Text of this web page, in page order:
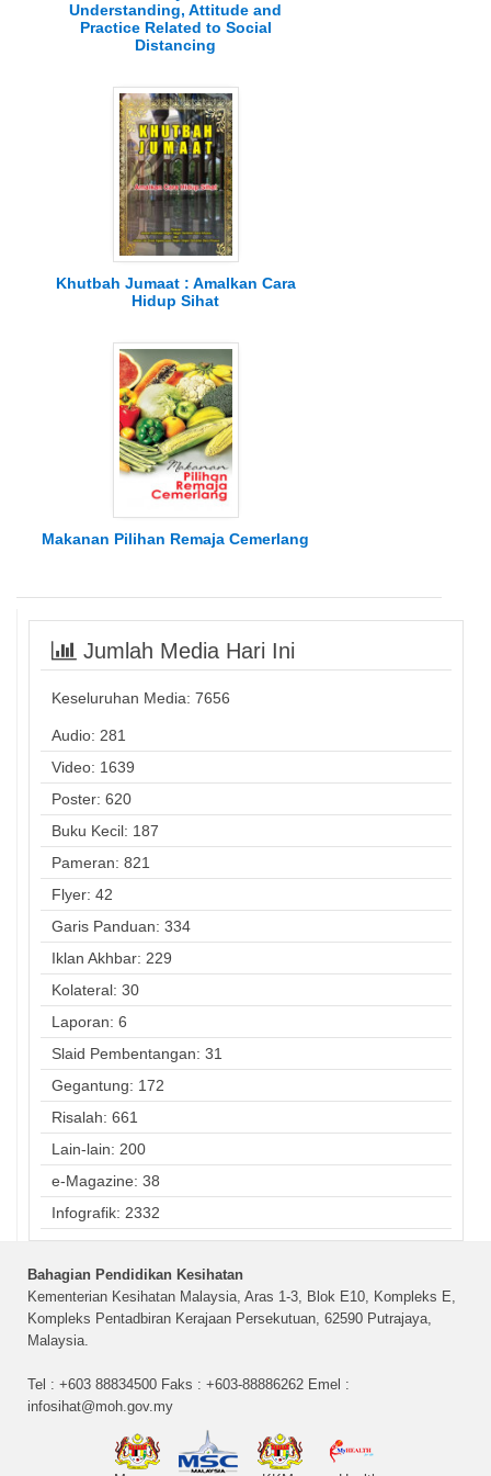
Understanding, Attitude and
Practice Related to Social
Distancing
Khutbah Jumaat : Amalkan Cara
Hidup Sihat
Makanan Pilihan Remaja Cemerlang
Jumlah Media Hari Ini
Keseluruhan Media: 7656
Audio: 281
Video: 1639
Poster: 620
Buku Kecil: 187
Pameran: 821
Flyer: 42
Garis Panduan: 334
Iklan Akhbar: 229
Kolateral: 30
Laporan: 6
Slaid Pembentangan: 31
Gegantung: 172
Risalah: 661
Lain-lain: 200
e-Magazine: 38
Infografik: 2332
Bahagian Pendidikan Kesihatan
Kementerian Kesihatan Malaysia, Aras 1-3, Blok E10, Kompleks E,
Kompleks Pentadbiran Kerajaan Persekutuan, 62590 Putrajaya,
Malaysia.
Tel : +603 88834500 Faks : +603-88886262 Emel :
infosihat@moh.gov.my